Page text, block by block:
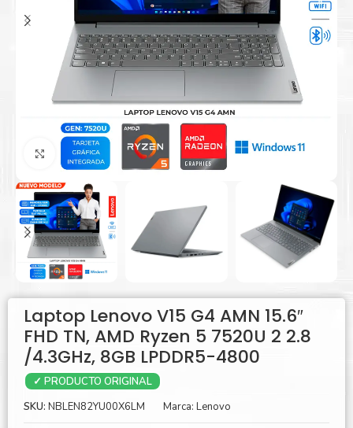
Agrandar
Laptop Lenovo V15 G4 AMN 15.6″
FHD TN, AMD Ryzen 5 7520U 2 2.8
/4.3GHz, 8GB LPDDR5-4800
✓ PRODUCTO ORIGINAL
SKU: NBLEN82YU00X6LM Marca: Lenovo